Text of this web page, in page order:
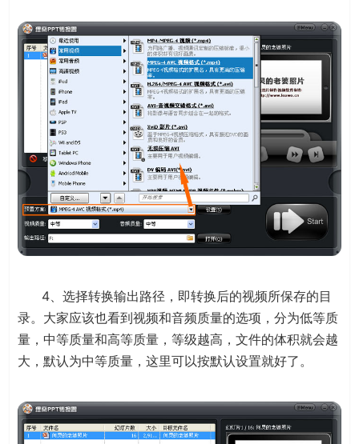
4、选择转换输出路径，即转换后的视频所保存的目
录。大家应该也看到视频和音频质量的选项，分为低等质
量，中等质量和高等质量，等级越高，文件的体积就会越
大，默认为中等质量，这里可以按默认设置就好了。